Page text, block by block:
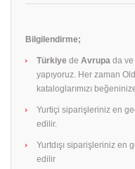
Bilgilendirme;
Türkiye de Avrupa da ve
yapıyoruz. Her zaman
kataloglarımızı
Yurtiçi siparişleriniz en
edilir.
Yurtdışı siparişleriniz en
edilir